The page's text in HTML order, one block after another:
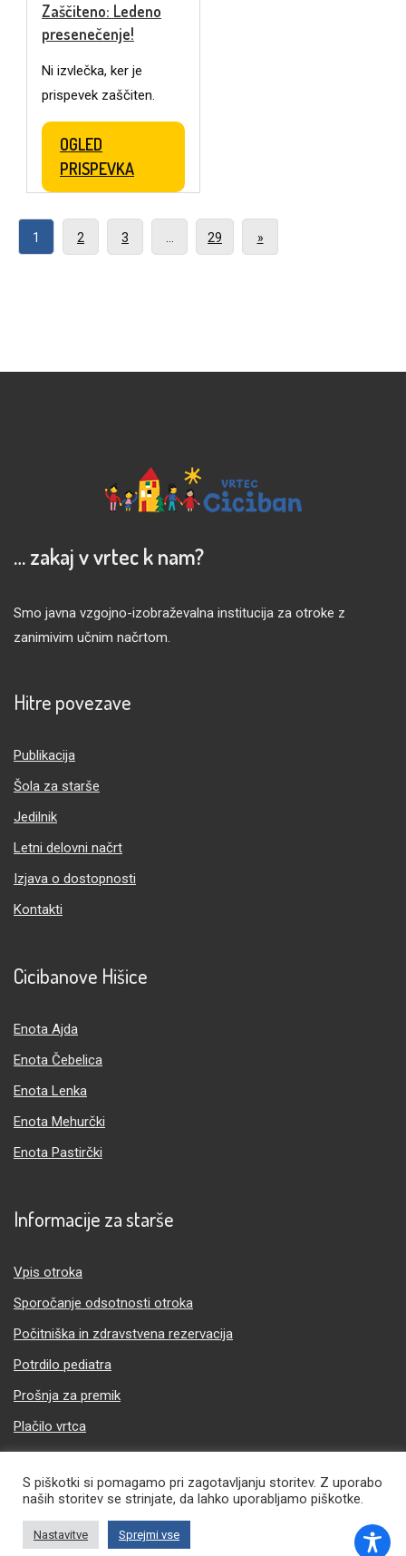
Zaščiteno: Ledeno
presenečenje!
Ni izvlečka, ker je
prispevek zaščiten.
OGLED
PRISPEVKA
1 2 3 29 »
… zakaj v vrtec k nam?
Smo javna vzgojno-izobraževalna institucija za otroke z
zanimivim učnim načrtom.
Hitre povezave
Publikacija
Šola za starše
Jedilnik
Letni delovni načrt
Izjava o dostopnosti
Kontakti
Cicibanove Hišice
Enota Ajda
Enota Čebelica
Enota Lenka
Enota Mehurčki
Enota Pastirčki
Informacije za starše
Vpis otroka
Sporočanje odsotnosti otroka
Počitniška in zdravstvena rezervacija
Potrdilo pediatra
Prošnja za premik
Plačilo vrtca
© Copyright 2026 | Vrtec Ciciban | Vse pravice pridržane
S piškotki si pomagamo pri zagotavljanju storitev. Z uporabo
naših storitev se strinjate, da lahko uporabljamo piškotke.
Nastavitve Sprejmi vse